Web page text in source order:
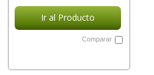
Ir al Producto
Comparar